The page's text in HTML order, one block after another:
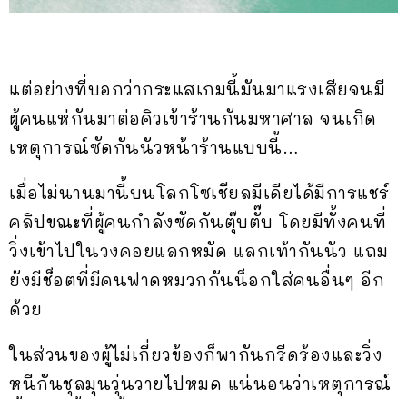
แต่อย่างที่บอกว่ากระแสเกมนี้มันมาแรงเสียจนมี
ผู้คนแห่กันมาต่อคิวเข้าร้านกันมหาศาล จนเกิด
เหตุการณ์ซัดกันนัวหน้าร้านแบบนี้…
เมื่อไม่นานมานี้บนโลกโซเชียลมีเดียได้มีการแชร์
คลิปขณะที่ผู้คนกำลังซัดกันตุ๊บตั๊บ โดยมีทั้งคนที่
วิ่งเข้าไปในวงคอยแลกหมัด แลกเท้ากันนัว แถม
ยังมีช็อตที่มีคนฟาดหมวกกันน็อกใส่คนอื่นๆ อีก
ด้วย
ในส่วนของผู้ไม่เกี่ยวข้องก็พากันกรีดร้องและวิ่ง
หนีกันชุลมุนวุ่นวายไปหมด แน่นอนว่าเหตุการณ์